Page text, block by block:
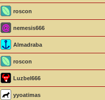
roscon
nemesis666
Almadraba
roscon
Luzbel666
yyoatimas